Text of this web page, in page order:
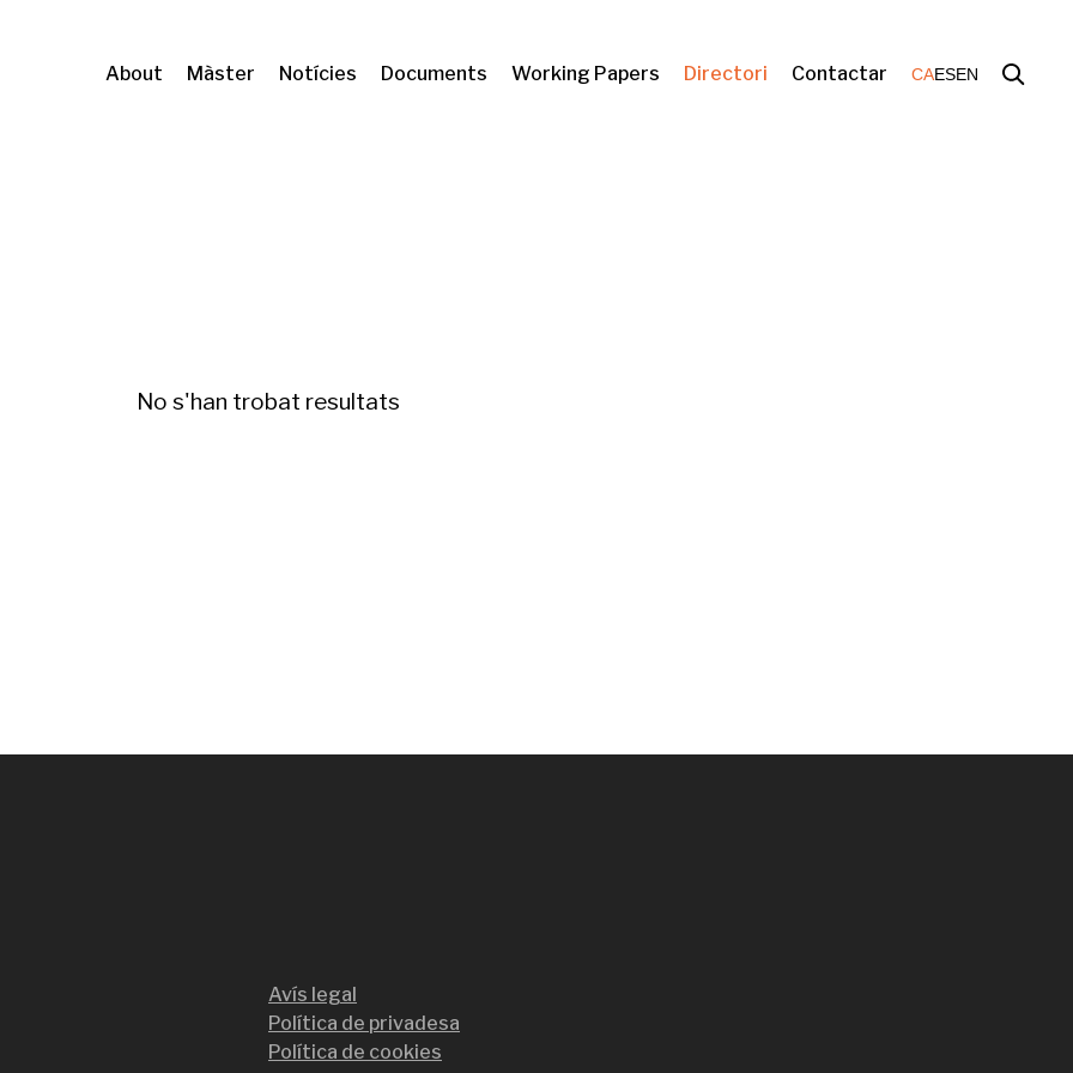
About Màster Notícies Documents Working Papers Directori Contactar CAESEN
No s'han trobat resultats
Avís legal
Política de privadesa
Política de cookies